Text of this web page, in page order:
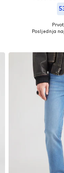
Dostupne veličine:
Posljednja